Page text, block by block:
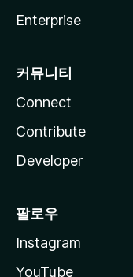
Enterprise
커뮤니티
Connect
Contribute
Developer
팔로우
Instagram
YouTube